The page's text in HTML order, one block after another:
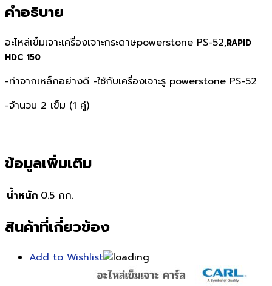
คำอธิบาย
อะไหล่เข็มเจาะเครื่องเจาะกระดาษpowerstone PS-52,RAPID
HDC 150
-ทำจากเหล็กอย่างดี -ใช้กับเครื่องเจาะรู powerstone PS-52
-จำนวน 2 เข็ม (1 คู่)
ข้อมูลเพิ่มเติม
น้ำหนัก 0.5 กก.
สินค้าที่เกี่ยวข้อง
Add to Wishlist